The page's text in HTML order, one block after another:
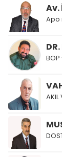
Av.
Apo
AKIL